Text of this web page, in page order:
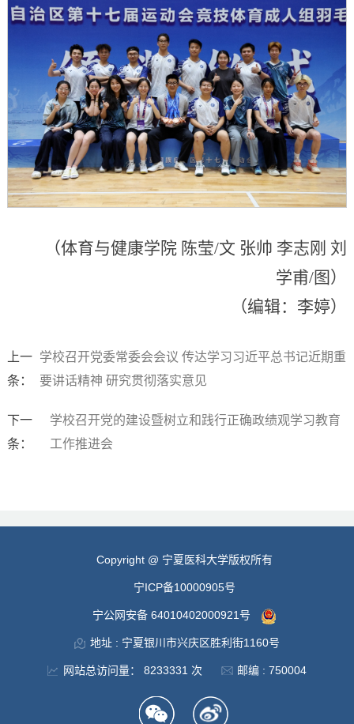
（体育与健康学院 陈莹/文 张帅 李志刚 刘
学甫/图）
（编辑：李婷）
上一
条：
学校召开党委常委会会议 传达学习习近平总书记近期重
要讲话精神 研究贯彻落实意见
下一
条：
学校召开党的建设暨树立和践行正确政绩观学习教育
工作推进会
Copyright @ 宁夏医科大学版权所有
宁ICP备10000905号
宁公网安备 64010402000921号
地址 : 宁夏银川市兴庆区胜利街1160号
网站总访问量： 8233331 次 邮编 : 750004